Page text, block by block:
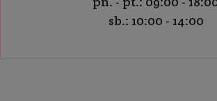
sb.: 10:00 - 14:00